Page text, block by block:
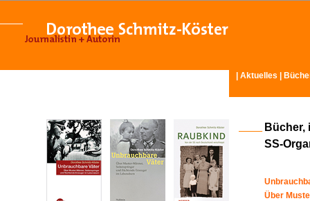
Aktuelles
Bücher,
SS-
Über